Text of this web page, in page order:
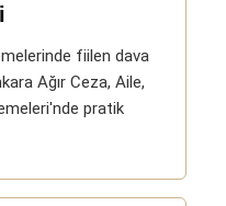
fiilen dava
Ağır Ceza, Aile,
pratik